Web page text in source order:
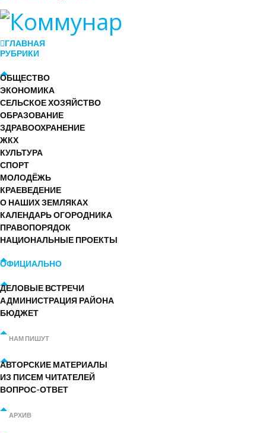
ГЛАВНАЯ
РУБРИКИ
ОБЩЕСТВО
ЭКОНОМИКА
СЕЛЬСКОЕ ХОЗЯЙСТВО
ОБРАЗОВАНИЕ
ЗДРАВООХРАНЕНИЕ
ЖКХ
КУЛЬТУРА
СПОРТ
МОЛОДЁЖЬ
КРАЕВЕДЕНИЕ
О НАШИХ ЗЕМЛЯКАХ
КАЛЕНДАРЬ ОГОРОДНИКА
ПРАВОПОРЯДОК
НАЦИОНАЛЬНЫЕ ПРОЕКТЫ
ОФИЦИАЛЬНО
ДЕЛОВЫЕ ВСТРЕЧИ
АДМИНИСТРАЦИЯ РАЙОНА
БЮДЖЕТ
НАМ ПИШУТ
АВТОРСКИЕ МАТЕРИАЛЫ
ИЗ ПИСЕМ ЧИТАТЕЛЕЙ
ВОПРОС-ОТВЕТ
АРХИВ